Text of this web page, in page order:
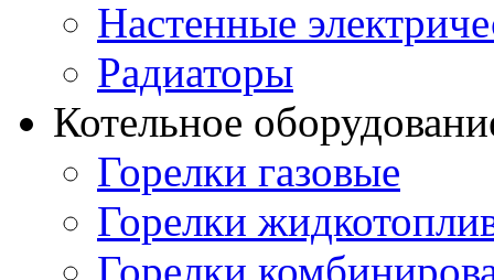
Настенные
Радиаторы
Котельное
Горелки газовые
Горелки
Горелки